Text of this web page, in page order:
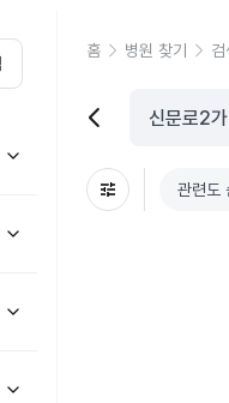
홈 병원 찾기
관련도